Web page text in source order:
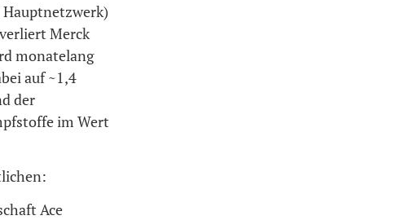
Merck
monatelang
auf ~1,4
der
im Wert
Ace